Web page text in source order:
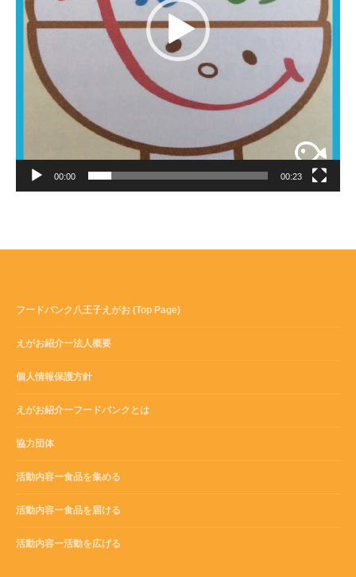
00:00 00:23
フードバンク八王子えがお (Top Page)
えがお紹介ー法人概要
個人情報保護方針
えがお紹介ーフードバンクとは
協力団体
活動内容ー食品を集める
活動内容ー食品を届ける
活動内容ー活動を広げる